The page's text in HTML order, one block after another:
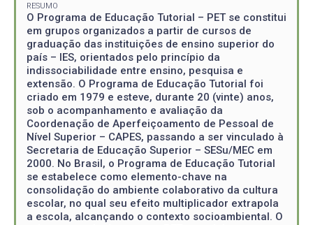
RESUMO
O Programa de Educação Tutorial – PET se constitui
em grupos organizados a partir de cursos de
graduação das instituições de ensino superior do
país – IES, orientados pelo princípio da
indissociabilidade entre ensino, pesquisa e
extensão. O Programa de Educação Tutorial foi
criado em 1979 e esteve, durante 20 (vinte) anos,
sob o acompanhamento e avaliação da
Coordenação de Aperfeiçoamento de Pessoal de
Nível Superior – CAPES, passando a ser vinculado à
Secretaria de Educação Superior – SESu/MEC em
2000. No Brasil, o Programa de Educação Tutorial
se estabelece como elemento-chave na
consolidação do ambiente colaborativo da cultura
escolar, no qual seu efeito multiplicador extrapola
a escola, alcançando o contexto socioambiental. O